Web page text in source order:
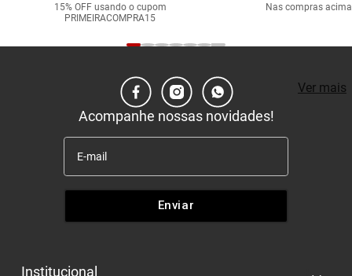
15% OFF usando o cupom
PRIMEIRACOMPRA15
Nas compras
Ver mais
Acompanhe nossas novidades!
Enviar
Institucional